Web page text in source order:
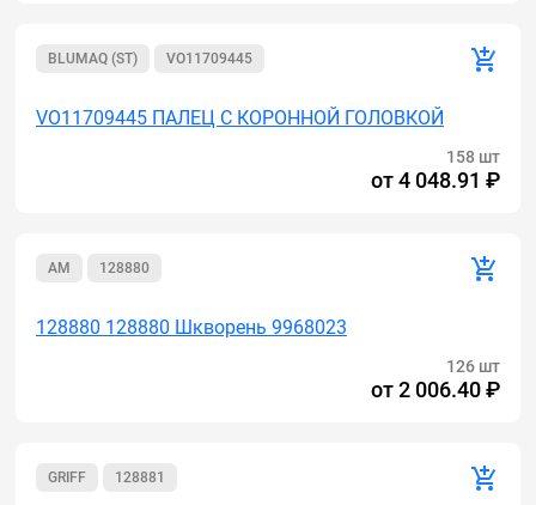
BLUMAQ (ST) VO11709445
VO11709445 ПАЛЕЦ С КОРОННОЙ ГОЛОВКОЙ
158 шт
от4 048.91 ₽
AM 128880
128880 128880 Шкворень 9968023
126 шт
от2 006.40 ₽
GRIFF 128881